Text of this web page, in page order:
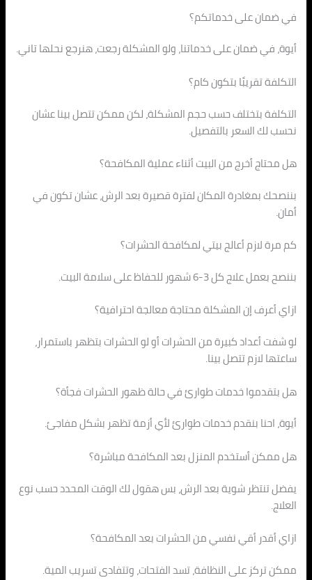
في ضمان على خدماتكم؟
أيوة، في ضمان على خدماتنا، ولو المشكلة رجعت، هنرجع نحلها تاني.
التكلفة تقريبًا بتكون كام؟
التكلفة بتختلف حسب حجم المشكلة، لكن ممكن تتصل بينا عشان
نحسب لك السعر بالتفصيل.
هل محتاج أخرج من البيت أثناء عملية المكافحة؟
بننصحك بمغادرة المكان لفترة قصيرة بعد الرش، عشان تكون في
أمان.
كم مرة لازم أعالج بيتي لمكافحة الحشرات؟
بننصح بعمل علاج كل 3-6 شهور للحفاظ على سلامة البيت.
ازاي أعرف إن المشكلة محتاجة معالجة احترافية؟
لو شفت أعداد كبيرة من الحشرات أو لو الحشرات بتظهر باستمرار،
ساعتها لازم تتصل بينا.
هل بتقدموا خدمات طوارئ في حالة ظهور الحشرات فجأة؟
أيوة، احنا بنقدم خدمات طوارئ لأي أزمة تظهر بشكل مفاجئ.
هل ممكن أستخدم المنزل بعد المكافحة مباشرة؟
يفضل تنتظر شوية بعد الرش، بس هقول لك الوقت المحدد حسب نوع
العلاج.
ازاي أقدر أقي نفسي من الحشرات بعد المكافحة؟
ممكن تركز على النظافة، تسد الفتحات، وتتفادى تسريب المية.